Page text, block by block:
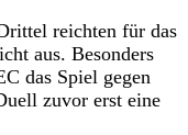
reichten für das
aus. Besonders
das Spiel gegen
zuvor erst eine